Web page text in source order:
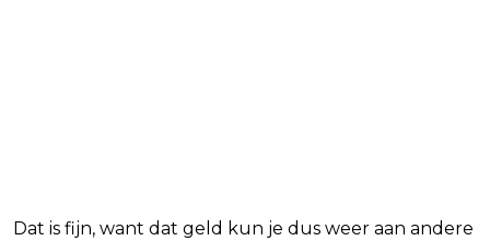
Dat is fijn, want dat geld kun je dus weer aan andere